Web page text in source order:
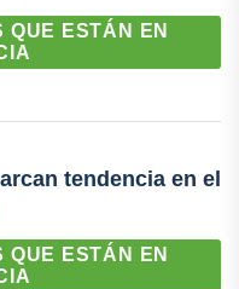
QUE ESTÁN EN
tendencia en el
QUE ESTÁN EN